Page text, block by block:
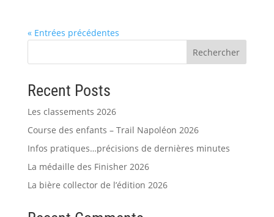
« Entrées précédentes
Rechercher
Recent Posts
Les classements 2026
Course des enfants – Trail Napoléon 2026
Infos pratiques…précisions de dernières minutes
La médaille des Finisher 2026
La bière collector de l’édition 2026